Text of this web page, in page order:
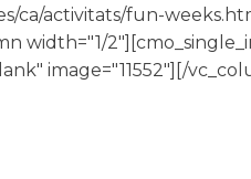
ca/activitats/fun-
width="1/
image="11552"][/